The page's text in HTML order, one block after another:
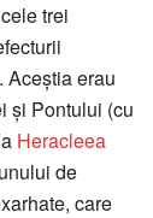
trei
. Aceștia erau
și Pontului (cu
Heracleea
de
care